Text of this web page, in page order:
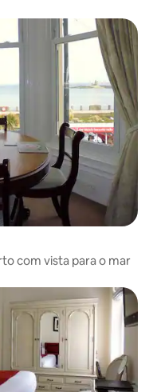
com vista para o mar